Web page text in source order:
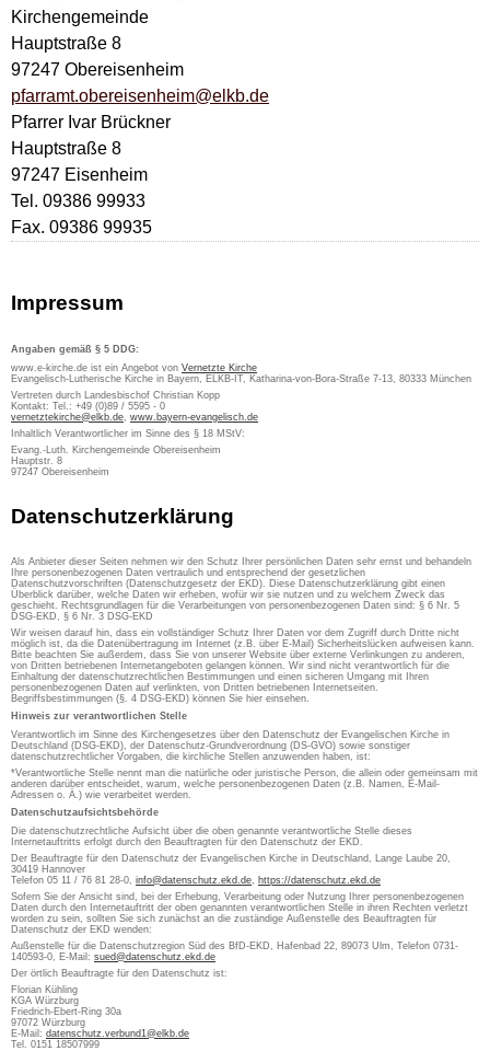
Kirchengemeinde
Hauptstraße 8
97247 Obereisenheim
pfarramt.obereisenheim@elkb.de
Pfarrer Ivar Brückner
Hauptstraße 8
97247 Eisenheim
Tel. 09386 99933
Fax. 09386 99935
Impressum
Angaben gemäß § 5 DDG:
www.e-kirche.de ist ein Angebot von Vernetzte Kirche
Evangelisch-Lutherische Kirche in Bayern, ELKB-IT, Katharina-von-Bora-Straße 7-13, 80333 München
Vertreten durch Landesbischof Christian Kopp
Kontakt: Tel.: +49 (0)89 / 5595 - 0
vernetztekirche@elkb.de, www.bayern-evangelisch.de
Inhaltlich Verantwortlicher im Sinne des § 18 MStV:
Evang.-Luth. Kirchengemeinde Obereisenheim
Hauptstr. 8
97247 Obereisenheim
Datenschutzerklärung
Als Anbieter dieser Seiten nehmen wir den Schutz Ihrer persönlichen Daten sehr ernst und behandeln
Ihre personenbezogenen Daten vertraulich und entsprechend der gesetzlichen
Datenschutzvorschriften (Datenschutzgesetz der EKD). Diese Datenschutzerklärung gibt einen
Überblick darüber, welche Daten wir erheben, wofür wir sie nutzen und zu welchem Zweck das
geschieht. Rechtsgrundlagen für die Verarbeitungen von personenbezogenen Daten sind: § 6 Nr. 5
DSG-EKD, § 6 Nr. 3 DSG-EKD
Wir weisen darauf hin, dass ein vollständiger Schutz Ihrer Daten vor dem Zugriff durch Dritte nicht
möglich ist, da die Datenübertragung im Internet (z.B. über E-Mail) Sicherheitslücken aufweisen kann.
Bitte beachten Sie außerdem, dass Sie von unserer Website über externe Verlinkungen zu anderen,
von Dritten betriebenen Internetangeboten gelangen können. Wir sind nicht verantwortlich für die
Einhaltung der datenschutzrechtlichen Bestimmungen und einen sicheren Umgang mit Ihren
personenbezogenen Daten auf verlinkten, von Dritten betriebenen Internetseiten.
Begriffsbestimmungen (§. 4 DSG-EKD) können Sie hier einsehen.
Hinweis zur verantwortlichen Stelle
Verantwortlich im Sinne des Kirchengesetzes über den Datenschutz der Evangelischen Kirche in
Deutschland (DSG-EKD), der Datenschutz-Grundverordnung (DS-GVO) sowie sonstiger
datenschutzrechtlicher Vorgaben, die kirchliche Stellen anzuwenden haben, ist:
*Verantwortliche Stelle nennt man die natürliche oder juristische Person, die allein oder gemeinsam mit
anderen darüber entscheidet, warum, welche personenbezogenen Daten (z.B. Namen, E-Mail-
Adressen o. Ä.) wie verarbeitet werden.
Datenschutzaufsichtsbehörde
Die datenschutzrechtliche Aufsicht über die oben genannte verantwortliche Stelle dieses
Internetauftritts erfolgt durch den Beauftragten für den Datenschutz der EKD.
Der Beauftragte für den Datenschutz der Evangelischen Kirche in Deutschland, Lange Laube 20,
30419 Hannover
Telefon 05 11 / 76 81 28-0, info@datenschutz.ekd.de, https://datenschutz.ekd.de
Sofern Sie der Ansicht sind, bei der Erhebung, Verarbeitung oder Nutzung Ihrer personenbezogenen
Daten durch den Internetauftritt der oben genannten verantwortlichen Stelle in ihren Rechten verletzt
worden zu sein, sollten Sie sich zunächst an die zuständige Außenstelle des Beauftragten für
Datenschutz der EKD wenden:
Außenstelle für die Datenschutzregion Süd des BfD-EKD, Hafenbad 22, 89073 Ulm, Telefon 0731-
140593-0, E-Mail: sued@datenschutz.ekd.de
Der örtlich Beauftragte für den Datenschutz ist:
Florian Kühling
KGA Würzburg
Friedrich-Ebert-Ring 30a
97072 Würzburg
E-Mail: datenschutz.verbund1@elkb.de
Tel. 0151 18507999